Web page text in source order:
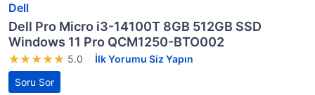
Dell
Dell Pro Micro i3-14100T 8GB 512GB SSD
Windows 11 Pro QCM1250-BTO002
5.0
İlk Yorumu Siz Yapın
Soru Sor